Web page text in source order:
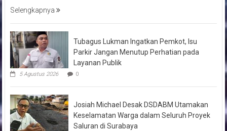
Selengkapnya
Tubagus Lukman Ingatkan Pemkot, Isu
Parkir Jangan Menutup Perhatian pada
Layanan Publik
5 Agustus 2026 0
Josiah Michael Desak DSDABM Utamakan
Keselamatan Warga dalam Seluruh Proyek
Saluran di Surabaya